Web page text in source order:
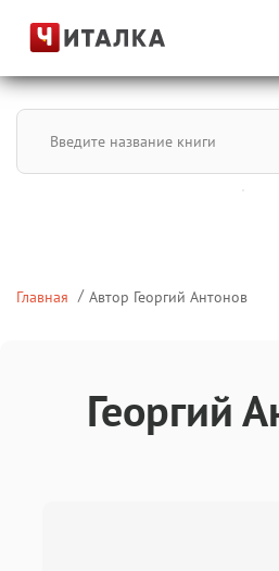
Главная Автор Георгий Антонов
Георгий